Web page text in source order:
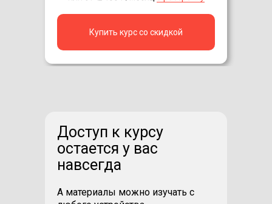
Купить курс со скидкой
Доступ к курсу
остается у вас
навсегда
А материалы можно изучать с